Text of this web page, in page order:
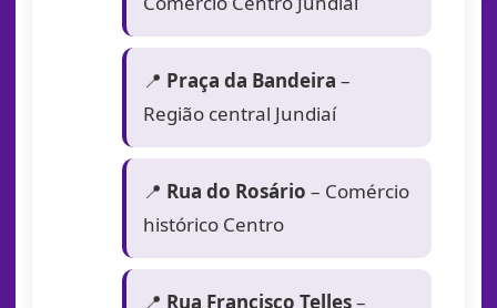
📍 Praça da Bandeira –
Região central Jundiaí
📍 Rua do Rosário – Comércio
histórico Centro
📍 Rua Francisco Telles–